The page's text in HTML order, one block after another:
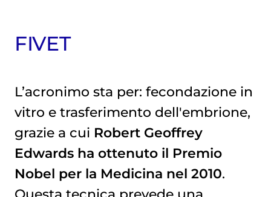
FIVET
L’acronimo sta per: fecondazione in
vitro e trasferimento dell'embrione,
grazie a cui Robert Geoffrey
Edwards ha ottenuto il Premio
Nobel per la Medicina nel 2010.